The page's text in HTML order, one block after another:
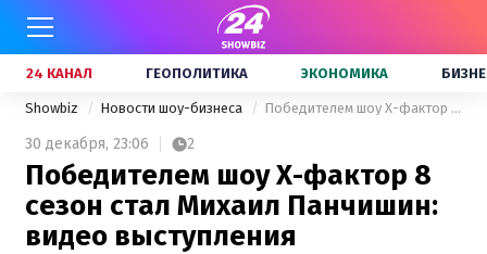
24 КАНАЛ ГЕОПОЛИТИКА ЭКОНОМИКА
Showbiz Новости шоу-бизнеса Победителем шоу Х-фактор 8 сезон стал Михаил Панчишин: видео выступления
30 декабря, 23:06 2
Победителем шоу Х-фактор 8
сезон стал Михаил Панчишин:
видео выступления